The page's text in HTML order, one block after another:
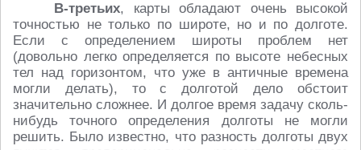
В-третьих, карты обладают очень высокой
точностью не только по широте, но и по долготе.
Если с определением широты проблем нет
(довольно легко определяется по высоте небесных
тел над горизонтом, что уже в античные времена
могли делать), то с долготой дело обстоит
значительно сложнее. И долгое время задачу сколь-
нибудь точного определения долготы не могли
решить. Было известно, что разность долготы двух